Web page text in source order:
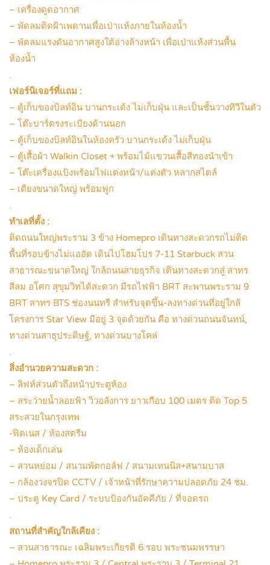
– เครื่องดูดอากาศ
– พัดลมติดฝ้าเพดานเพื่อเป่าแห้งภายในห้องน้ำ
– พัดลมแรงดันอากาศสูงใต้อ่างล้างหน้า เพื่อเป่าแห้งส่วนพื้น
ห้องน้ำ
.
เฟอร์นิเจอร์ที่แถม :
– ตู้เก็บของบิลท์อิน บานกระเด้ง ไม่เก็บฝุ่น และเป็นชั้นวางทีวีในตัว
– โต๊ะบาร์ตรงระเบียงด้านนอก
– ตู้เก็บของบิลท์อินในห้องครัว บานกระเด้ง ไม่เก็บฝุ่น
– ตู้เสื้อผ้า Walkin Closet + พร้อมไม้แขวนเสื้อสีทองนำเข้า
– โต๊ะเครื่องแป้งพร้อมไฟแต่งหน้า/แต่งตัว หลากสไตล์
– เตียงขนาดใหญ่ พร้อมฟูก
.
ทำเลที่ตั้ง :
ติดถนนใหญ่พระราม 3 ข้าง Homepro เดินทางสะดวกรถไม่ติด
พื้นที่รอบข้างไม่แออัด เดินไปโฮมโปร 7-11 Starbuck สวน
สาธารณะขนาดใหญ่ ใกล้ถนนสายธุรกิจ เดินทางสะดวกสู่ สาทร
สีลม อโศก สุขุมวิทได้สะดวก มีรถไฟฟ้า BRT สะพานพระราม 9
BRT สาทร BTS ช่องนนทรี สำหรับจุดขึ้น-ลงทางด่วนที่อยู่ใกล้
โครงการ Star View มีอยู่ 3 จุดด้วยกัน คือ ทางด่วนถนนจันทน์,
ทางด่วนสาธุประดิษฐ์, ทางด่วนบางโคล่
.
สิ่งอำนวยความสะดวก :
– ลิฟท์ส่วนตัวถึงหน้าประตูห้อง
– สระว่ายน้ำลอยฟ้า วิวอลังการ ยาวเกือบ 100 เมตร ติด Top 5
สระสวยในกรุงเทพ
-ฟิตเนส / ห้องสตรีม
– ห้องเด็กเล่น
– สวนหย่อม / สนามพัตกอล์ฟ / สนามเทนนิส+สนามบาส
– กล้องวงจรปิด CCTV / เจ้าหน้าที่รักษาความปลอดภัย 24 ชม.
– ประตู Key Card / ระบบป้องกันอัคคีภัย / ที่จอดรถ
.
สถานที่สำคัญใกล้เคียง :
– สวนสาธารณะ เฉลิมพระเกียรติ 6 รอบ พระชนมพรรษา